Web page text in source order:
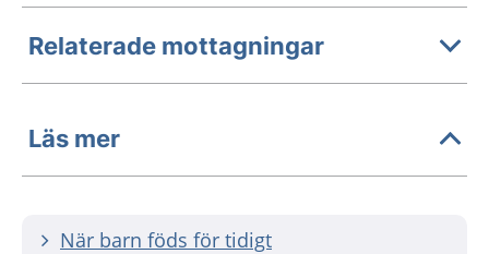
Relaterade mottagningar
Läs mer
När barn föds för tidigt